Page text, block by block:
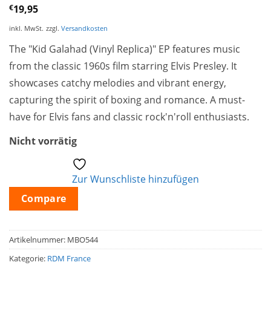
€19,95
inkl. MwSt. zzgl. Versandkosten
The "Kid Galahad (Vinyl Replica)" EP features music
from the classic 1960s film starring Elvis Presley. It
showcases catchy melodies and vibrant energy,
capturing the spirit of boxing and romance. A must-
have for Elvis fans and classic rock'n'roll enthusiasts.
Nicht vorrätig
Zur Wunschliste hinzufügen
Compare
Artikelnummer: MBO544
Kategorie: RDM France